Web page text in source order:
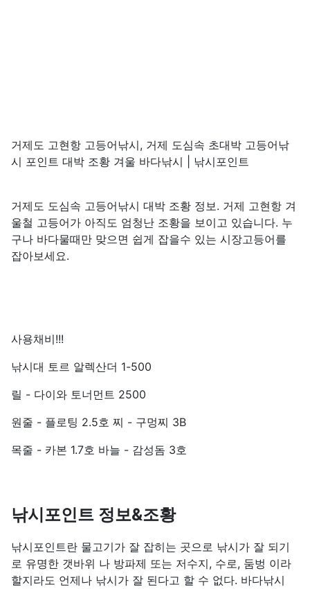
거제도 고현항 고등어낚시, 거제 도심속 초대박 고등어낚
시 포인트 대박 조황 겨울 바다낚시 | 낚시포인트
거제도 도심속 고등어낚시 대박 조황 정보. 거제 고현항 겨
울철 고등어가 아직도 엄청난 조황을 보이고 있습니다. 누
구나 바다물때만 맞으면 쉽게 잡을수 있는 시장고등어를
잡아보세요.
사용채비!!!
낚시대 토르 알렉산더 1-500
릴 - 다이와 토너먼트 2500
원줄 - 플로팅 2.5호 찌 - 구멍찌 3B
목줄 - 카본 1.7호 바늘 - 감성돔 3호
낚시포인트 정보&조황
낚시포인트란 물고기가 잘 잡히는 곳으로 낚시가 잘 되기
로 유명한 갯바위 나 방파제 또는 저수지, 수로, 둠벙 이라
할지라도 언제나 낚시가 잘 된다고 할 수 없다. 바다낚시